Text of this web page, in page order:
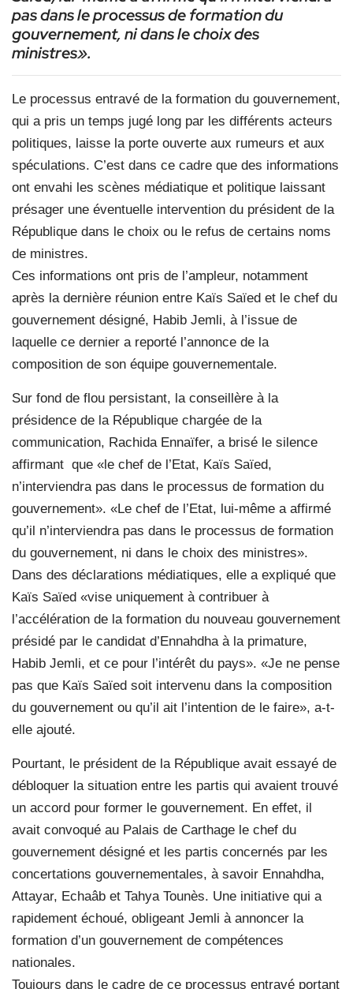
pas dans le processus de formation du
gouvernement, ni dans le choix des
ministres».
Le processus entravé de la formation du gouvernement,
qui a pris un temps jugé long par les différents acteurs
politiques, laisse la porte ouverte aux rumeurs et aux
spéculations. C’est dans ce cadre que des informations
ont envahi les scènes médiatique et politique laissant
présager une éventuelle intervention du président de la
République dans le choix ou le refus de certains noms
de ministres.
Ces informations ont pris de l’ampleur, notamment
après la dernière réunion entre Kaïs Saïed et le chef du
gouvernement désigné, Habib Jemli, à l’issue de
laquelle ce dernier a reporté l’annonce de la
composition de son équipe gouvernementale.
Sur fond de flou persistant, la conseillère à la
présidence de la République chargée de la
communication, Rachida Ennaïfer, a brisé le silence
affirmant que «le chef de l’Etat, Kaïs Saïed,
n’interviendra pas dans le processus de formation du
gouvernement». «Le chef de l’Etat, lui-même a affirmé
qu’il n’interviendra pas dans le processus de formation
du gouvernement, ni dans le choix des ministres».
Dans des déclarations médiatiques, elle a expliqué que
Kaïs Saïed «vise uniquement à contribuer à
l’accélération de la formation du nouveau gouvernement
présidé par le candidat d’Ennahdha à la primature,
Habib Jemli, et ce pour l’intérêt du pays». «Je ne pense
pas que Kaïs Saïed soit intervenu dans la composition
du gouvernement ou qu’il ait l’intention de le faire», a-t-
elle ajouté.
Pourtant, le président de la République avait essayé de
débloquer la situation entre les partis qui avaient trouvé
un accord pour former le gouvernement. En effet, il
avait convoqué au Palais de Carthage le chef du
gouvernement désigné et les partis concernés par les
concertations gouvernementales, à savoir Ennahdha,
Attayar, Echaâb et Tahya Tounès. Une initiative qui a
rapidement échoué, obligeant Jemli à annoncer la
formation d’un gouvernement de compétences
nationales.
Toujours dans le cadre de ce processus entravé portant